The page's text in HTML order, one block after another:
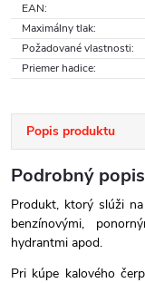
EAN:
Maximálny tlak:
Požadované vlastnosti:
Priemer hadice:
Popis produktu
Podrobný popis
Produkt, ktorý slúži
benzínovými,
hydrantmi apod.
Pri kúpe kalového